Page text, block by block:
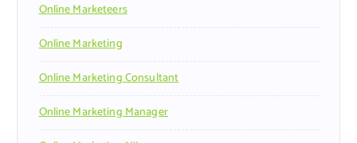
Online Marketeers
Online Marketing
Online Marketing Consultant
Online Marketing Manager